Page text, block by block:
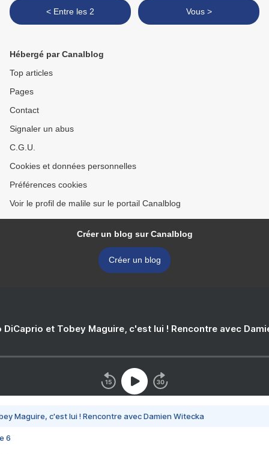
< Entre les 2 Vous >
Hébergé par Canalblog
Top articles
Pages
Contact
Signaler un abus
C.G.U.
Cookies et données personnelles
Préférences cookies
Voir le profil de malile sur le portail Canalblog
Créer un blog sur Canalblog
Créer un blog
DiCaprio et Tobey Maguire, c'est lui ! Rencontre avec
Maguire, c'est lui ! Rencontre avec Damien Witecka
6